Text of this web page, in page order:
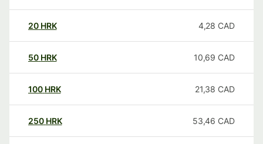
20 HRK 4,28 CAD
50 HRK 10,69 CAD
100 HRK 21,38 CAD
250 HRK 53,46 CAD